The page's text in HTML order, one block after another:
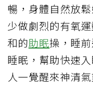
暢，身體自然放
少做劇烈的有氧
和的助眠操，睡
睡眠，幫助快速
人一覺醒來神清氣